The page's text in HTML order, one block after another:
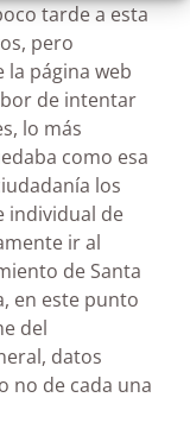
tarde a esta
pero
página web
de intentar
lo más
como esa
los
individual de
ir al
de Santa
en este punto
del
datos
no de cada una